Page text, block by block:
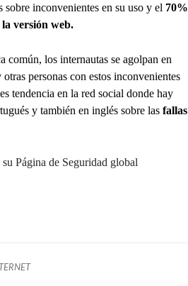
sobre inconvenientes en su uso y el 70%
versión web.
común, los internautas se agolpan en
personas con estos inconvenientes
tendencia en la red social donde hay
y también en inglés sobre las fallas
Página de Seguridad global